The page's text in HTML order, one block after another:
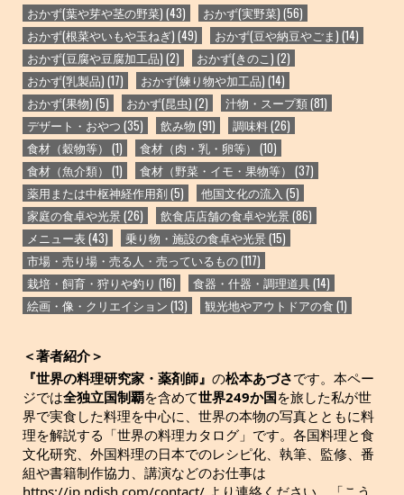
おかず(葉や芽や茎の野菜) (43) おかず(実野菜) (56)
おかず(根菜やいもや玉ねぎ) (49) おかず(豆や納豆やごま) (14)
おかず(豆腐や豆腐加工品) (2) おかず(きのこ) (2)
おかず(乳製品) (17) おかず(練り物や加工品) (14)
おかず(果物) (5) おかず(昆虫) (2) 汁物・スープ類(81)
デザート・おやつ (35) 飲み物 (91) 調味料(26)
食材（穀物等） (1) 食材（肉・乳・卵等） (10)
食材（魚介類） (1) 食材（野菜・イモ・果物等） (37)
薬用または中枢神経作用剤(5) 他国文化の流入 (5)
家庭の食卓や光景(26) 飲食店店舗の食卓や光景(86)
メニュー表(43) 乗り物・施設の食卓や光景(15)
市場・売り場・売る人・売っているもの(117)
栽培・飼育・狩りや釣り (16) 食器・什器・調理道具(14)
絵画・像・クリエイション (13) 観光地やアウトドアの食 (1)
＜著者紹介＞
『世界の料理研究家・薬剤師』の松本あづさです。本ペー
ジでは全独立国制覇を含めて世界249か国を旅した私が世
界で実食した料理を中心に、世界の本物の写真とともに料
理を解説する「世界の料理カタログ」です。各国料理と食
文化研究、外国料理の日本でのレシピ化、執筆、監修、番
組や書籍制作協力、講演などのお仕事は
https://jp.ndish.com/contact/ より連絡ください。「こう